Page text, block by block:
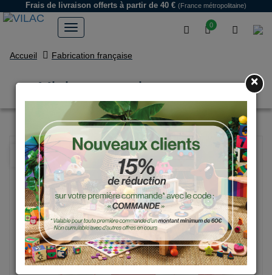
0
Frais de livraison offerts à partir de 40 € (France métropolitaine)
Accueil Fabrication française
Mini course vintage rouge
NOUVEAU
×